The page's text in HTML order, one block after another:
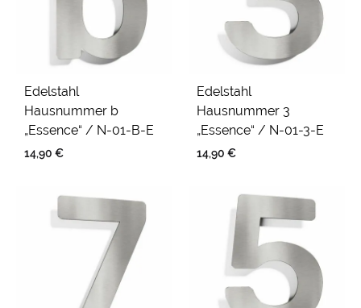
Edelstahl
Hausnummer b
„Essence“ / N-01-B-E
14,90 €
Edelstahl
Hausnummer 3
„Essence“ / N-01-3-E
14,90 €